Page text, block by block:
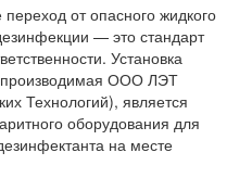
от опасного жидкого
— это стандарт
Установка
производимая ООО ЛЭТ
Технологий), является
оборудования для
на месте